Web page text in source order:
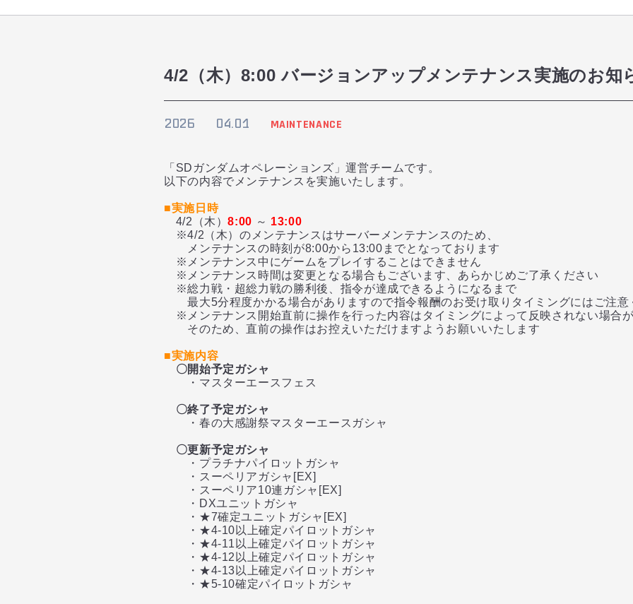
4/2（木）8:00 バージョンアップメンテナンス実施のお知
2026 04.01 MAINTENANCE
「SDガンダムオペレーションズ」運営チームです。
以下の内容でメンテナンスを実施いたします。
■実施日時
4/2（木）8:00 ～ 13:00
※4/2（木）のメンテナンスはサーバーメンテナンスのため、
メンテナンスの時刻が8:00から13:00までとなっております
※メンテナンス中にゲームをプレイすることはできません
※メンテナンス時間は変更となる場合もございます、あらかじめご了承ください
※総力戦・超総力戦の勝利後、指令が達成できるようになるまで
最大5分程度かかる場合がありますので指令報酬のお受け取りタイミングにはご注意
※メンテナンス開始直前に操作を行った内容はタイミングによって反映されない場合
そのため、直前の操作はお控えいただけますようお願いいたします
■実施内容
〇開始予定ガシャ
・マスターエースフェス
〇終了予定ガシャ
・春の大感謝祭マスターエースガシャ
〇更新予定ガシャ
・プラチナパイロットガシャ
・スーペリアガシャ[EX]
・スーペリア10連ガシャ[EX]
・DXユニットガシャ
・★7確定ユニットガシャ[EX]
・★4-10以上確定パイロットガシャ
・★4-11以上確定パイロットガシャ
・★4-12以上確定パイロットガシャ
・★4-13以上確定パイロットガシャ
・★5-10確定パイロットガシャ